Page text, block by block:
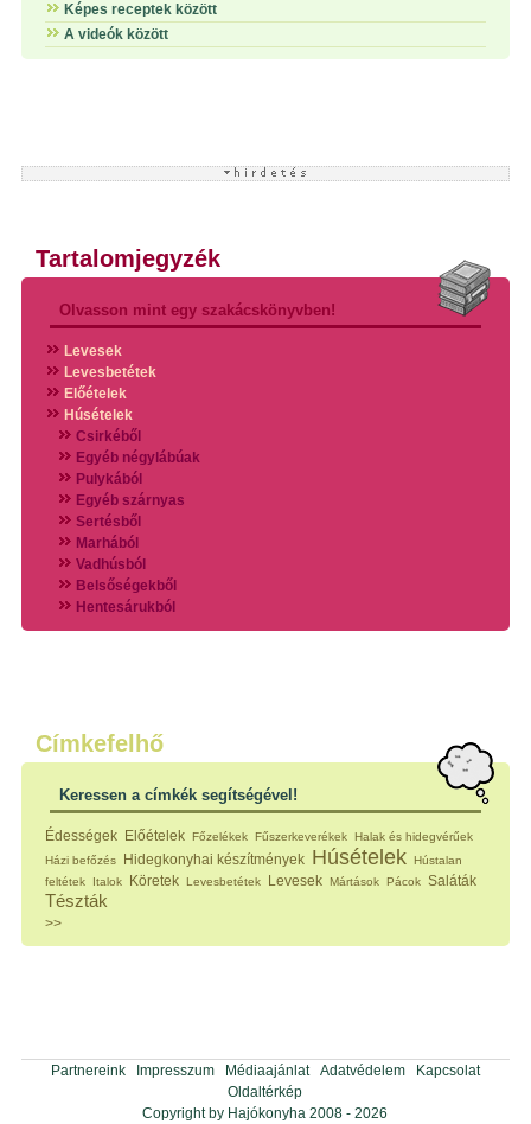
Képes receptek között
A videók között
Tartalomjegyzék
Olvasson mint egy szakácskönyvben!
Levesek
Levesbetétek
Előételek
Húsételek
Csirkéből
Egyéb négylábúak
Pulykából
Egyéb szárnyas
Sertésből
Marhából
Vadhúsból
Belsőségekből
Hentesárukból
Vadszárnyasokból
Köretek
Klasszikus főzelékek
Zöldséges ételek
Hidegkonyhai készítmények
Főtt tészták
Zsiradékban sült tészták
Sütőben sült tészták
Mártások
Fűszerkeverékek, ízesítők
Alkoholos italok
Képes receptek
Címkefelhő
Keressen a címkék segítségével!
Édességek Előételek Főzelékek Fűszerkeverékek Halak és hidegvérűek
Házi befőzés
Hidegkonyhai készítmények Húsételek Hústalan
feltétek
Italok Köretek Levesbetétek Levesek Mártások Pácok Saláták
Tészták
>>
Partnereink Impresszum Médiaajánlat Adatvédelem
Kapcsolat
Oldaltérkép
Copyright by Hajókonyha 2008 - 2026